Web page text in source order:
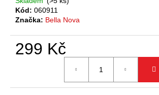
Kód: 060911
Značka: Bella Nova
299 Kč
D
o
u